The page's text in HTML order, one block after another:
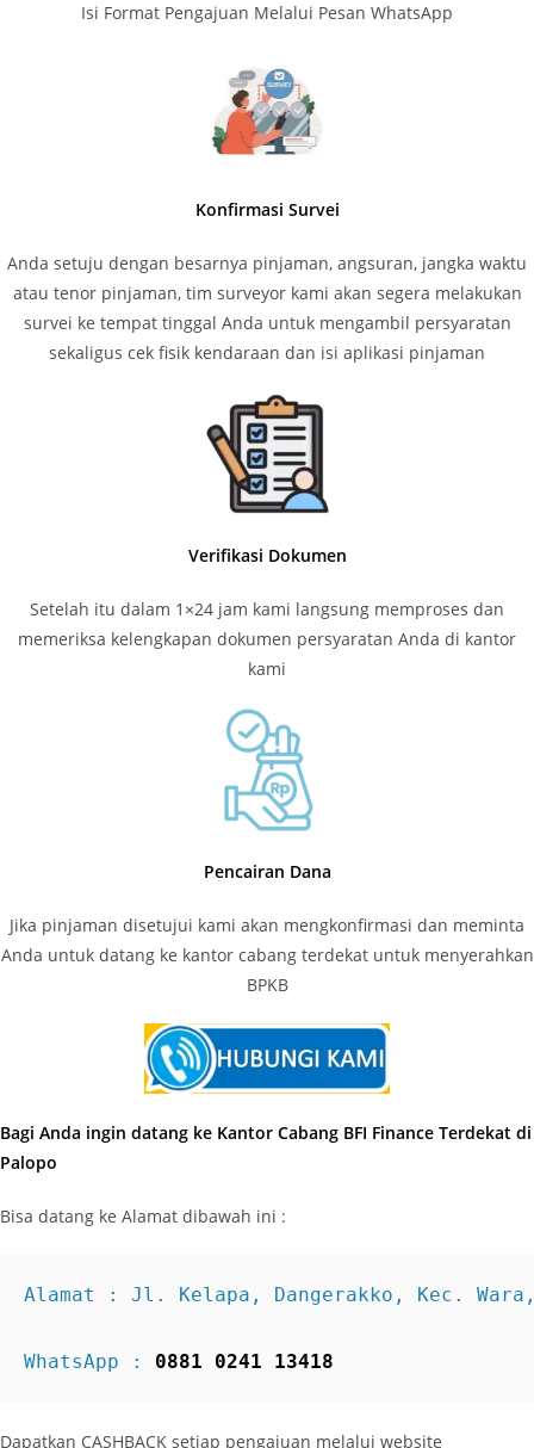
Isi Format Pengajuan Melalui Pesan WhatsApp
Konfirmasi Survei
Anda setuju dengan besarnya pinjaman, angsuran, jangka waktu
atau tenor pinjaman, tim surveyor kami akan segera melakukan
survei ke tempat tinggal Anda untuk mengambil persyaratan
sekaligus cek fisik kendaraan dan isi aplikasi pinjaman
Verifikasi Dokumen
Setelah itu dalam 1×24 jam kami langsung memproses dan
memeriksa kelengkapan dokumen persyaratan Anda di kantor
kami
Pencairan Dana
Jika pinjaman disetujui kami akan mengkonfirmasi dan meminta
Anda untuk datang ke kantor cabang terdekat untuk menyerahkan
BPKB
Bagi Anda ingin datang ke Kantor Cabang BFI Finance Terdekat di
Palopo
Bisa datang ke Alamat dibawah ini :
Alamat : Jl. Kelapa, Dangerakko, Kec.
WhatsApp : 0881 0241 13418
Dapatkan CASHBACK setiap pengajuan melalui website